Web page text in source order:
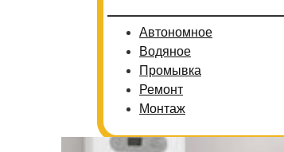
Автономное
Водяное
Промывка
Ремонт
Монтаж